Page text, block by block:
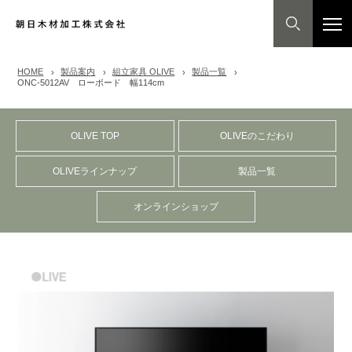
HOME 製品案内 組立家具 OLIVE
製品一覧
ONC-5012AV ローボード 幅114cm
OLIVE TOP OLIVEのこだわり
OLIVEラインナップ 製品一覧
オンラインショップ